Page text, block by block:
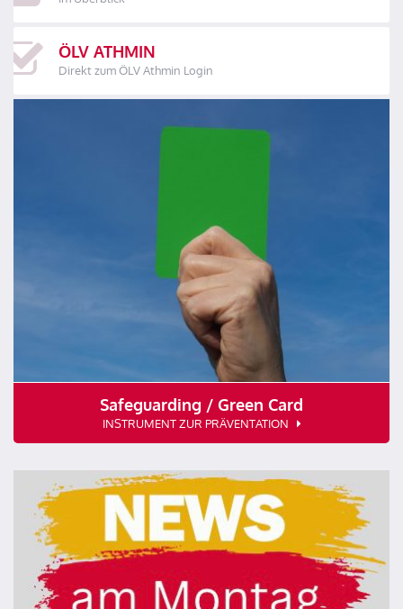
ÖLV ATHMIN
Direkt zum ÖLV Athmin Login
Safeguarding / Green Card
INSTRUMENT ZUR PRÄVENTATION